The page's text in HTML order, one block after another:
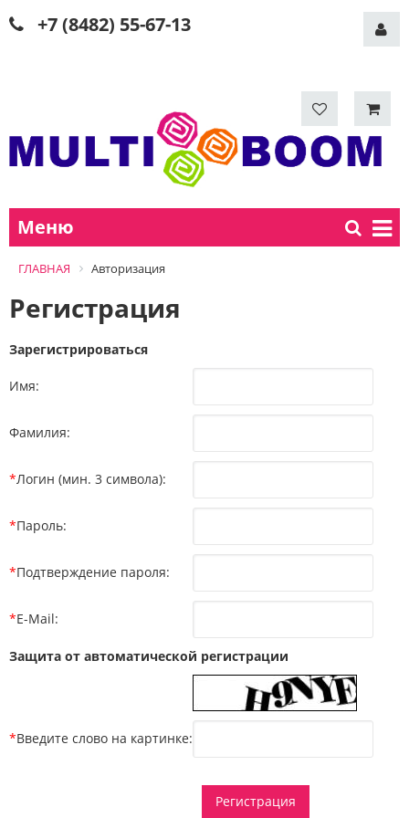
+7 (8482) 55-67-13
Меню
ГЛАВНАЯ Авторизация
Регистрация
Зарегистрироваться
Имя:
Фамилия:
*Логин (мин. 3 символа):
*Пароль:
*Подтверждение пароля:
*E-Mail:
Защита от автоматической регистрации
*Введите слово на картинке: